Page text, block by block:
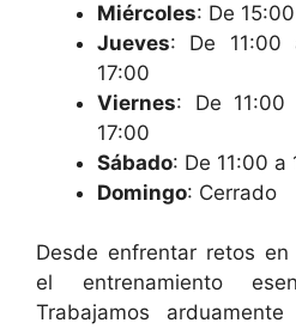
Miércoles: De
Jueves: De 11:00
17:00
Viernes: De 11:00
17:00
Sábado: De 11:00 a
Domingo: Cerrado
Desde enfrentar retos
el entrenamiento
Trabajamos